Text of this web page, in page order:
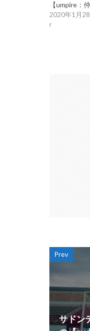
【umpire：
2020年1月
r
Prev
サドン